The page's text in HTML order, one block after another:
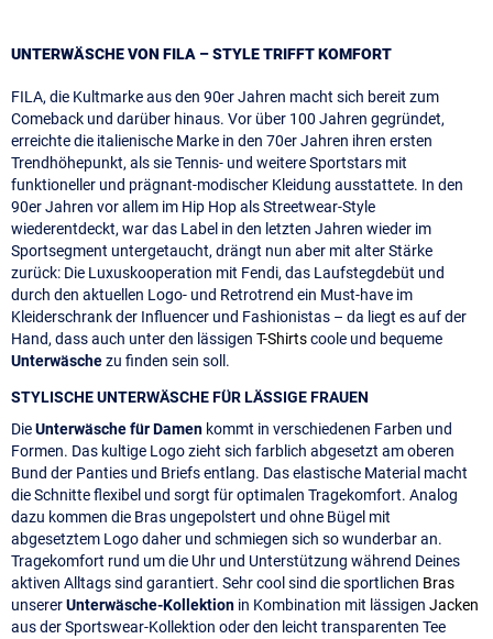
UNTERWÄSCHE VON FILA – STYLE TRIFFT KOMFORT
FILA, die Kultmarke aus den 90er Jahren macht sich bereit zum
Comeback und darüber hinaus. Vor über 100 Jahren gegründet,
erreichte die italienische Marke in den 70er Jahren ihren ersten
Trendhöhepunkt, als sie Tennis- und weitere Sportstars mit
funktioneller und prägnant-modischer Kleidung ausstattete. In den
90er Jahren vor allem im Hip Hop als Streetwear-Style
wiederentdeckt, war das Label in den letzten Jahren wieder im
Sportsegment untergetaucht, drängt nun aber mit alter Stärke
zurück: Die Luxuskooperation mit Fendi, das Laufstegdebüt und
durch den aktuellen Logo- und Retrotrend ein Must-have im
Kleiderschrank der Influencer und Fashionistas – da liegt es auf der
Hand, dass auch unter den lässigen T-Shirtscoole und bequeme
Unterwäschezu finden sein soll.
STYLISCHE UNTERWÄSCHE FÜR LÄSSIGE FRAUEN
DieUnterwäsche für Damen kommt in verschiedenen Farben und
Formen. Das kultige Logo zieht sich farblich abgesetzt am oberen
Bund der Panties und Briefs entlang. Das elastische Material macht
die Schnitte flexibel und sorgt für optimalen Tragekomfort. Analog
dazu kommen die Bras ungepolstert und ohne Bügel mit
abgesetztem Logo daher und schmiegen sich so wunderbar an.
Tragekomfort rund um die Uhr und Unterstützung während Deines
aktiven Alltags sind garantiert. Sehr cool sind die sportlichen Bras
unsererUnterwäsche-Kollektion in Kombination mit lässigen Jacken
aus der Sportswear-Kollektion oder den leicht transparenten Tee